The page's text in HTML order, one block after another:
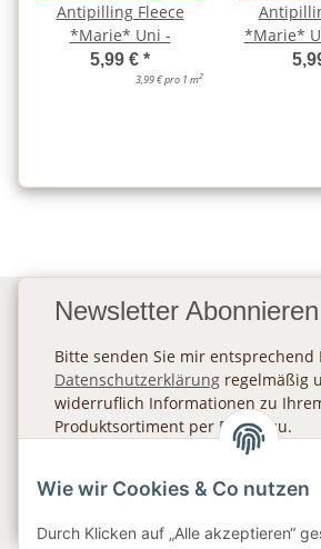
Antipilling Fleece
*Marie* Uni -
5,99 € *
3,99 € pro 1 m2
*Marie*
Newsletter Abonnieren
Bitte senden Sie mir entsprechend
Datenschutzerklärung regelmäßig
widerruflich Informationen zu
Produktsortiment per E-Mail zu.
Wie wir Cookies & Co nutzen
Durch Klicken auf „Alle akzeptieren“